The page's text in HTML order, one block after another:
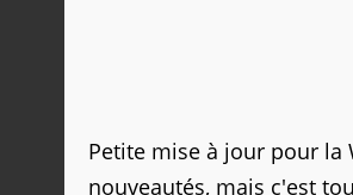
Petite mise à jour pour la
nouveautés, mais c'est